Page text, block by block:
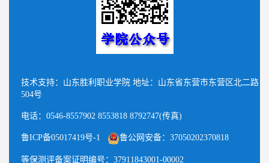
技术支持：山东胜利职业学院 地址：山东省东营市东营区北二路
504号
电话：0546-8557902 8553818 8792747(传真)
鲁ICP备05017419号-1 鲁公网安备：37050202370818
等保测评备案证明编号：37911843001-00002